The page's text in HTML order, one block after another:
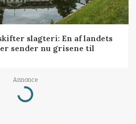
slagteri: En af landets
sender nu grisene til
Annonce
Loading...